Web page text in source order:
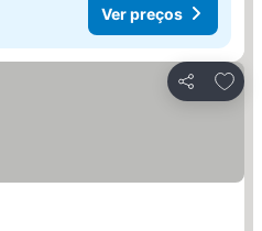
Ver preços
Partilhar